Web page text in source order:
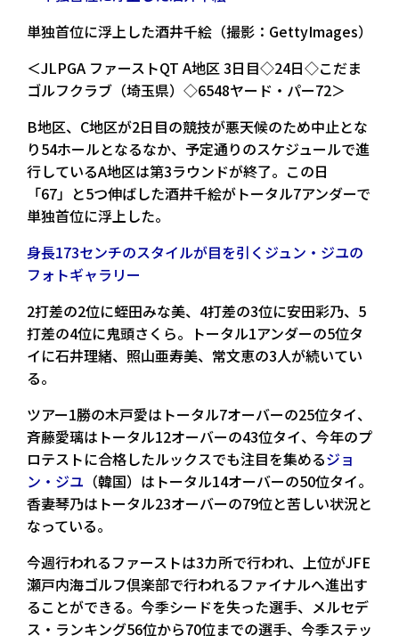
単独首位に浮上した酒井千絵（撮影：GettyImages）
＜JLPGA ファーストQT A地区 3日目◇24日◇こだま
ゴルフクラブ（埼玉県）◇6548ヤード・パー72＞
B地区、C地区が2日目の競技が悪天候のため中止とな
り54ホールとなるなか、予定通りのスケジュールで進
行しているA地区は第3ラウンドが終了。この日
「67」と5つ伸ばした酒井千絵がトータル7アンダーで
単独首位に浮上した。
身長173センチのスタイルが目を引くジュン・ジユの
フォトギャラリー
2打差の2位に蛭田みな美、4打差の3位に安田彩乃、5
打差の4位に鬼頭さくら。トータル1アンダーの5位タ
イに石井理緒、照山亜寿美、常文恵の3人が続いてい
る。
ツアー1勝の木戸愛はトータル7オーバーの25位タイ、
斉藤愛璃はトータル12オーバーの43位タイ、今年のプ
ロテストに合格したルックスでも注目を集めるジョ
ン・ジユ （韓国）はトータル14オーバーの50位タイ。
香妻琴乃はトータル23オーバーの79位と苦しい状況と
なっている。
今週行われるファーストは3カ所で行われ、上位がJFE
瀬戸内海ゴルフ倶楽部で行われるファイナルへ進出す
ることができる。今季シードを失った選手、メルセデ
ス・ランキング56位から70位までの選手、今季ステッ